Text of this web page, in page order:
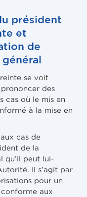
président
et
de
se voit
des
cas où le mis en
à la mise en
cas de
de la
qu’il peut lui-
Il s’agit par
pour un
aux